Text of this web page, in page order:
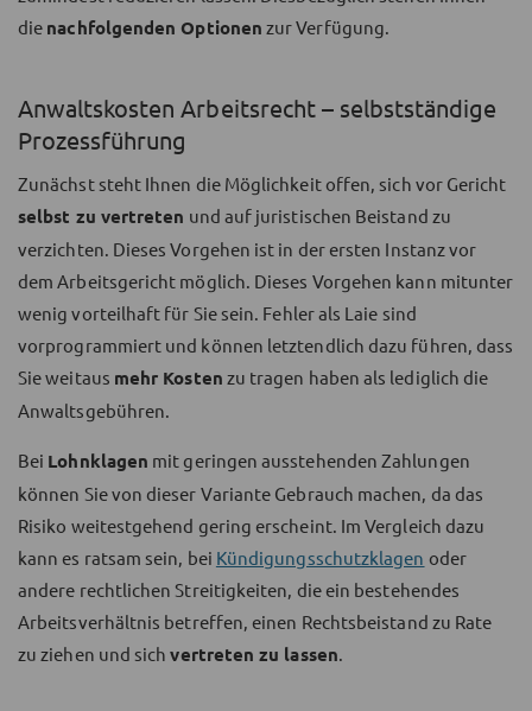
die nachfolgenden Optionen zur Verfügung.
Anwaltskosten Arbeitsrecht – selbstständige
Prozessführung
Zunächst steht Ihnen die Möglichkeit offen, sich vor Gericht
selbst zu vertreten und auf juristischen Beistand zu
verzichten. Dieses Vorgehen ist in der ersten Instanz vor
dem Arbeitsgericht möglich. Dieses Vorgehen kann mitunter
wenig vorteilhaft für Sie sein. Fehler als Laie sind
vorprogrammiert und können letztendlich dazu führen, dass
Sie weitaus mehr Kosten zu tragen haben als lediglich die
Anwaltsgebühren.
Bei Lohnklagen mit geringen ausstehenden Zahlungen
können Sie von dieser Variante Gebrauch machen, da das
Risiko weitestgehend gering erscheint. Im Vergleich dazu
kann es ratsam sein, bei Kündigungsschutzklagen oder
andere rechtlichen Streitigkeiten, die ein bestehendes
Arbeitsverhältnis betreffen, einen Rechtsbeistand zu Rate
zu ziehen und sichvertreten zu lassen